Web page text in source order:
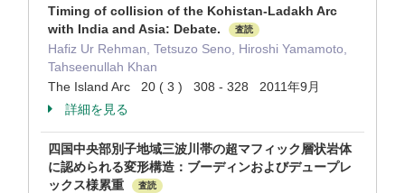
Timing of collision of the Kohistan-Ladakh Arc
with India and Asia: Debate.
査読
Hafiz Ur Rehman, Tetsuzo Seno, Hiroshi Yamamoto,
Tahseenullah Khan
The Island Arc 20 ( 3 ) 308 - 328 2011年9月
詳細を見る
四国中央部別子地域三波川帯の超マフィック層状岩体
に認められる変形構造：ブーディンおよびデュープレ
ックス様累重
査読